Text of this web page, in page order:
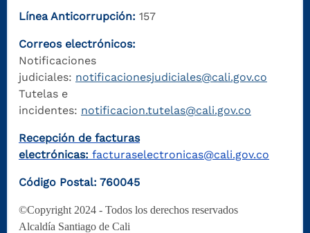
Línea Anticorrupción: 157
Correos electrónicos:
Notificaciones
judiciales: notificacionesjudiciales@cali.gov.co
Tutelas e
incidentes: notificacion.tutelas@cali.gov.co
Recepción de facturas
electrónicas: facturaselectronicas@cali.gov.co
Código Postal: 760045
©Copyright 2024 - Todos los derechos reservados
Alcaldía Santiago de Cali